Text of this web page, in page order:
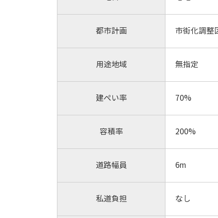
都市計画 市街化調整
用途地域 無指定
建ぺい率 70%
容積率 200%
道路幅員 6m
私道負担 なし